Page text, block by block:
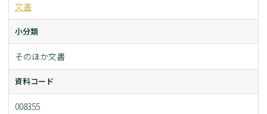
文書
小分類
そのほか文書
資料コード
008355